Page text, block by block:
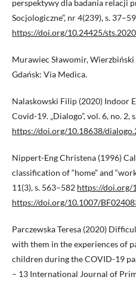
perspektywy dla badania relacji
Socjologiczne”, nr 4(239), s. 37–59
https://doi.org/10.24425/
Murawiec Sławomir,
Gdańsk: Via Medica.
Nalaskowski Filip (2020) Indoor
Covid-19. „Dialogo”, vol. 6, no. 2,
https://doi.org/10.18638/
Nippert-Eng Christena (1996)
classification of “home” and
11(3), s. 563–582 https://doi.org/
https://doi.org/10.1007/
Parczewska Teresa (2020)
with them in the experiences of
children during the COVID-19
– 13 International Journal of